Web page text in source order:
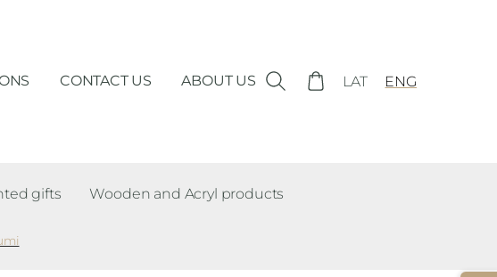
CONTACT US ABOUT US LAT ENG
gifts Wooden and Acryl products